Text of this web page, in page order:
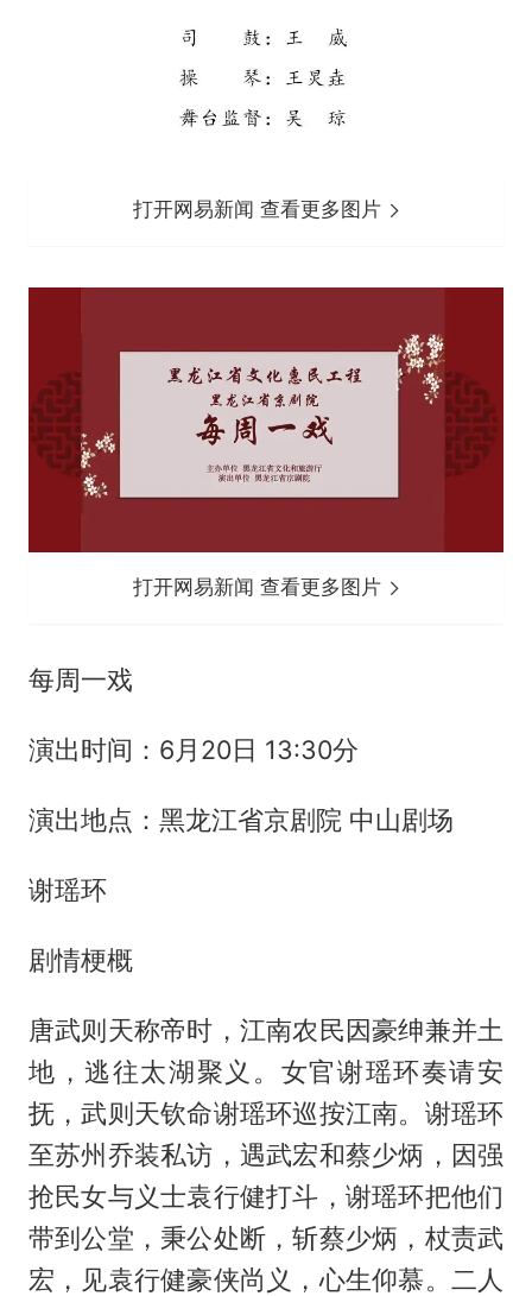
打开网易新闻 查看更多图片
打开网易新闻 查看更多图片
每周一戏
演出时间：6月20日 13:30分
演出地点：黑龙江省京剧院 中山剧场
谢瑶环
剧情梗概
唐武则天称帝时，江南农民因豪绅兼并土
地，逃往太湖聚义。女官谢瑶环奏请安
抚，武则天钦命谢瑶环巡按江南。谢瑶环
至苏州乔装私访，遇武宏和蔡少炳，因强
抢民女与义士袁行健打斗，谢瑶环把他们
带到公堂，秉公处断，斩蔡少炳，杖责武
宏，见袁行健豪侠尚义，心生仰慕。二人